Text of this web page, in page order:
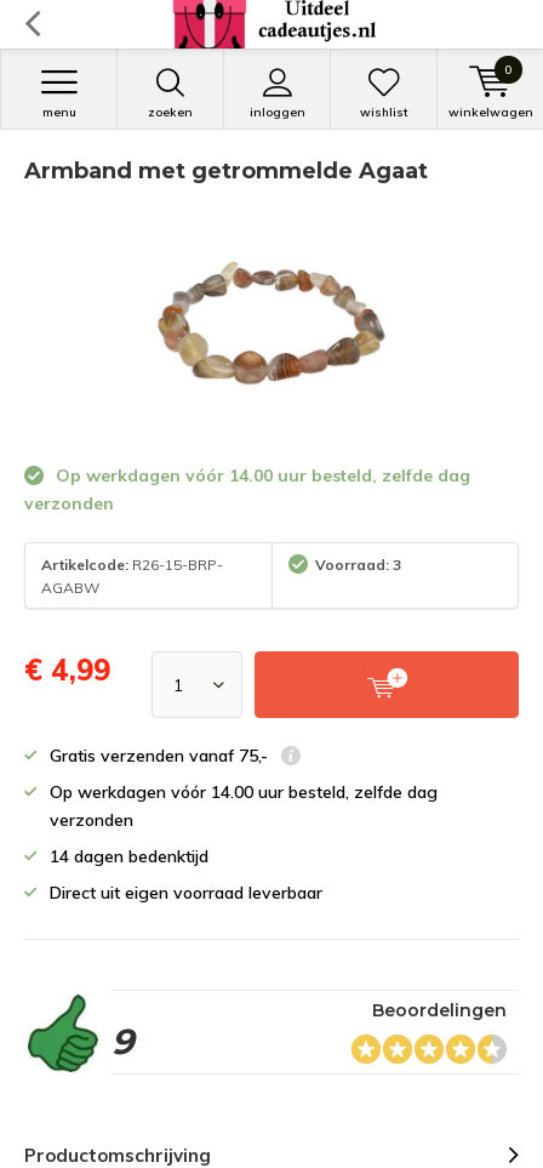
zoeken inloggen
menu wishlist winkelwagen
0
Armband met getrommelde Agaat
Op werkdagen vóór 14.00 uur besteld, zelfde dag
verzonden
Artikelcode: R26-15-BRP-
AGABW
Voorraad: 3
€ 4,99
Gratis verzenden vanaf 75,-
Op werkdagen vóór 14.00 uur besteld, zelfde dag
verzonden
14 dagen bedenktijd
Direct uit eigen voorraad leverbaar
9
Beoordelingen
Productomschrijving